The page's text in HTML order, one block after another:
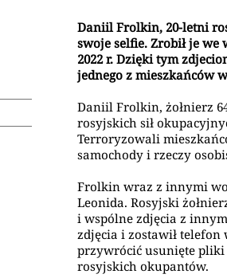
Daniil Frolkin, 20-letni
swoje selfie. Zrobił je
2022 r. Dzięki tym
jednego z mieszkańców
Daniil Frolkin, żołnierz
rosyjskich sił
Terroryzowali
samochody i rzeczy
Frolkin wraz z innymi
Leonida. Rosyjski
i wspólne zdjęcia z
zdjęcia i zostawił
przywrócić usunięte
rosyjskich okupantów.